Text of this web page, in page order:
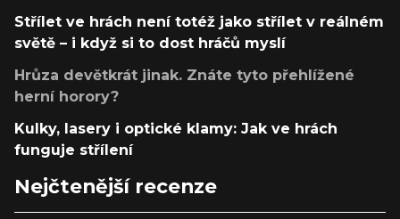
Střílet ve hrách není totéž jako střílet v reálném
světě – i když si to dost hráčů myslí
Hrůza devětkrát jinak. Znáte tyto přehlížené
herní horory?
Kulky, lasery i optické klamy: Jak ve hrách
funguje střílení
Nejčtenější recenze